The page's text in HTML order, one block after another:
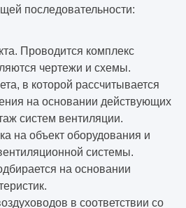
последовательности:
Проводится комплекс
чертежи и схемы.
в которой рассчитывается
на основании действующих
систем вентиляции.
на объект оборудования и
системы.
на основании
в соответствии со